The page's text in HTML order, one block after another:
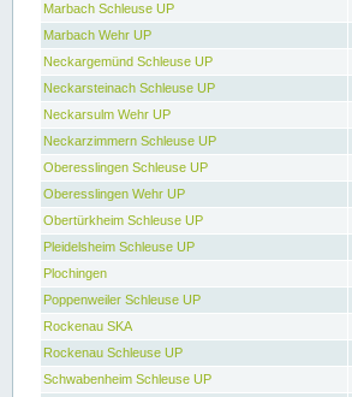
Marbach Schleuse UP
Marbach Wehr UP
Neckargemünd Schleuse UP
Neckarsteinach Schleuse UP
Neckarsulm Wehr UP
Neckarzimmern Schleuse UP
Oberesslingen Schleuse UP
Oberesslingen Wehr UP
Obertürkheim Schleuse UP
Pleidelsheim Schleuse UP
Plochingen
Poppenweiler Schleuse UP
Rockenau SKA
Rockenau Schleuse UP
Schwabenheim Schleuse UP